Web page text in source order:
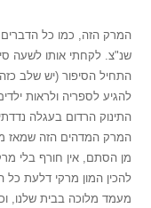
המרק הזה, כמו כל הדברים
שנ"צ. לקחתי אותו לשעה
התחיל הסיפור (יש שלב
להגיע לספריה ולראות
התינוק הרדום בעגלה
המרק המדהים הזה שמאז
מן הסתם, אין חורף בלי
להכין המון מרקי דלעת
מעמד מלוכה בבית שלנו,